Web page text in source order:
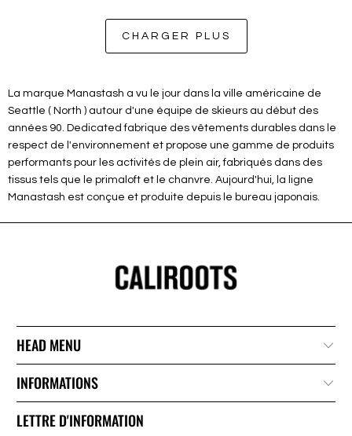
CHARGER PLUS
La marque Manastash a vu le jour dans la ville américaine de
Seattle ( North ) autour d'une équipe de skieurs au début des
années 90. Dedicated fabrique des vêtements durables dans le
respect de l'environnement et propose une gamme de produits
performants pour les activités de plein air, fabriqués dans des
tissus tels que le primaloft et le chanvre. Aujourd'hui, la ligne
Manastash est conçue et produite depuis le bureau japonais.
HEAD MENU
INFORMATIONS
LETTRE D'INFORMATION